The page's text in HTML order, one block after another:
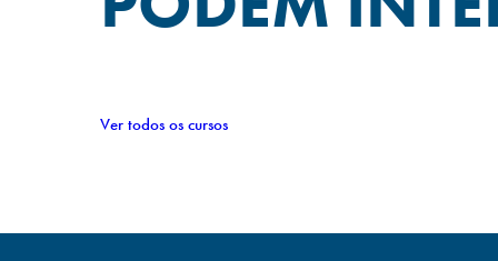
Ver todos os cursos